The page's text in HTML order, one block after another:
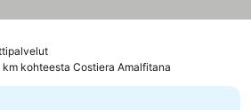
Katso hinnat
km kohteesta Costiera Amalfitana